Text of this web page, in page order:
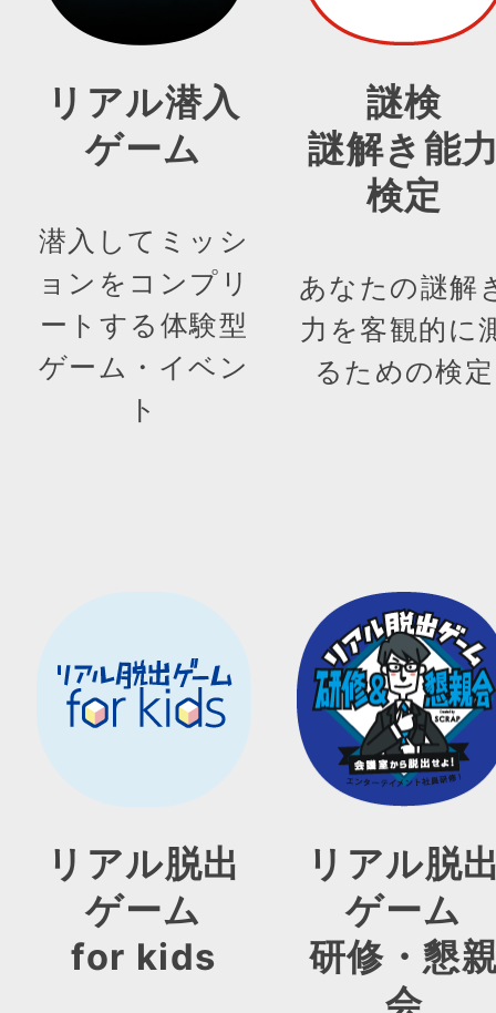
リアル潜入
ゲーム
潜入してミッシ
ョンをコンプリ
ートする体験型
ゲーム・イベン
ト
謎検
謎解き能
検定
あなたの謎解
力を客観的に
るための検定
リアル脱出
ゲーム
for kids
リアル脱
ゲーム
研修・懇
会